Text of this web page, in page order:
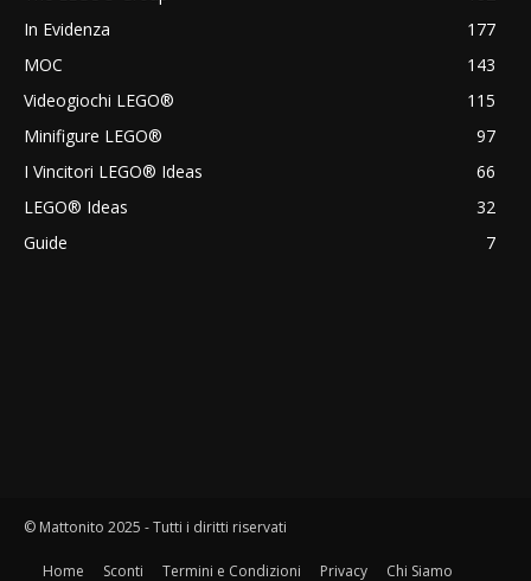
In Evidenza
177
MOC
143
Videogiochi LEGO®
115
Minifigure LEGO®
97
I Vincitori LEGO® Ideas
66
LEGO® Ideas
32
Guide
7
© Mattonito 2025 - Tutti i diritti riservati
Home Sconti Termini e Condizioni Privacy Chi Siamo